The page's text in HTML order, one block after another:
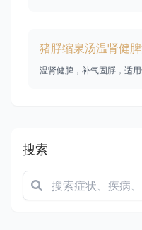
猪脬缩泉汤温肾健
温肾健脾，补气固脬，适
搜索